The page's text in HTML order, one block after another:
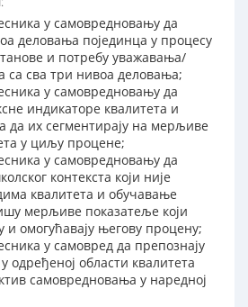
у самовредновању да
деловања појединца у процесу
и потребу уважавања/
са сва три нивоа деловања;
у самовредновању да
индикаторе квалитета и
да их сегментирају на мерљиве
у циљу процене;
у самовредновању да
контекста који није
квалитета и обучавање
мерљиве показатеље који
и омогућавају његову процену;
у самовред да препознају
одређеној области квалитета
самовредновања у наредној